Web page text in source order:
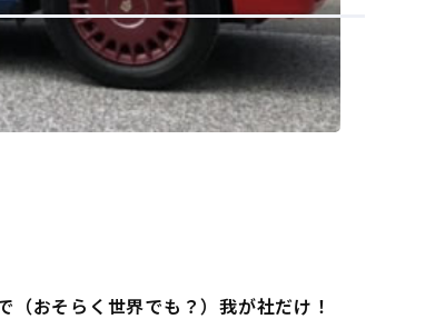
おそらく世界でも？）我が社だけ！